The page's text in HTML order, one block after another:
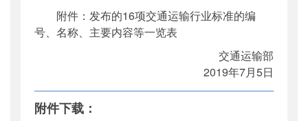
公文类型 ： 部公告通告
附件：发布的16项交通运输行业标准的编
号、名称、主要内容等一览表
交通运输部
2019年7月5日
附件下载：